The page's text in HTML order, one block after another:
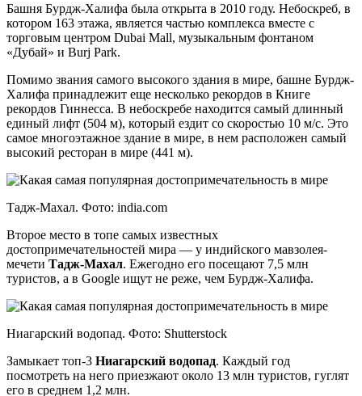
Башня Бурдж-Халифа была открыта в 2010 году. Небоскреб, в
котором 163 этажа, является частью комплекса вместе с
торговым центром Dubai Mall, музыкальным фонтаном
«Дубай» и Burj Park.
Помимо звания самого высокого здания в мире, башне Бурдж-
Халифа принадлежит еще несколько рекордов в Книге
рекордов Гиннесса. В небоскребе находится самый длинный
единый лифт (504 м), который ездит со скоростью 10 м/с. Это
самое многоэтажное здание в мире, в нем расположен самый
высокий ресторан в мире (441 м).
Тадж-Махал. Фото: india.com
Второе место в топе самых известных
достопримечательностей мира — у индийского мавзолея-
мечети Тадж-Махал. Ежегодно его посещают 7,5 млн
туристов, а в Google ищут не реже, чем Бурдж-Халифа.
Ниагарский водопад. Фото: Shutterstock
Замыкает топ-3 Ниагарский водопад. Каждый год
посмотреть на него приезжают около 13 млн туристов, гуглят
его в среднем 1,2 млн.